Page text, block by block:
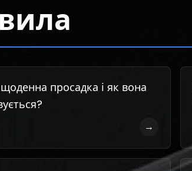
просадка і як вона
→